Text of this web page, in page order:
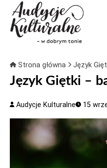
Strona główna Język
Język Giętki –
Audycje Kulturalne 15